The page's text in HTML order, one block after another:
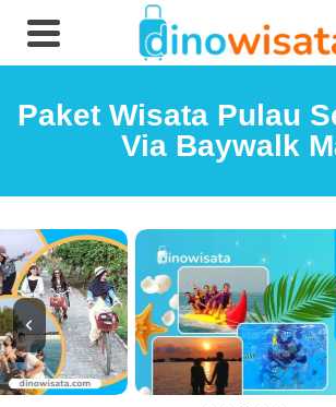
Paket Wisata Pulau
Via Baywalk